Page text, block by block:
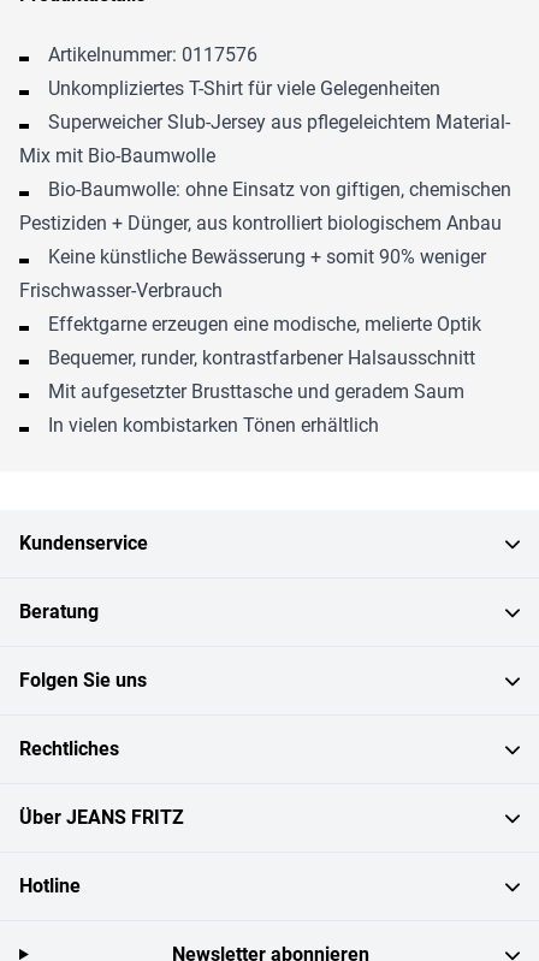
Artikelnummer: 0117576
Unkompliziertes T-Shirt für viele Gelegenheiten
Superweicher Slub-Jersey aus pflegeleichtem Material-
Mix mit Bio-Baumwolle
Bio-Baumwolle: ohne Einsatz von giftigen, chemischen
Pestiziden + Dünger, aus kontrolliert biologischem Anbau
Keine künstliche Bewässerung + somit 90% weniger
Frischwasser-Verbrauch
Effektgarne erzeugen eine modische, melierte Optik
Bequemer, runder, kontrastfarbener Halsausschnitt
Mit aufgesetzter Brusttasche und geradem Saum
In vielen kombistarken Tönen erhältlich
Kundenservice
Beratung
Folgen Sie uns
Rechtliches
Über JEANS FRITZ
Hotline
Newsletter abonnieren